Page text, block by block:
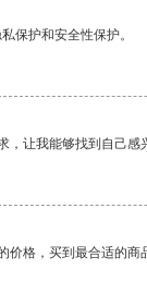
保护和安全性保护。
让我能够找到自己感
格，买到最合适的商